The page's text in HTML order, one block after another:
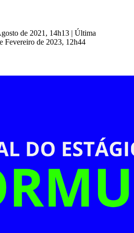
de 2021, 14h13 | Última
Fevereiro de 2023, 12h44